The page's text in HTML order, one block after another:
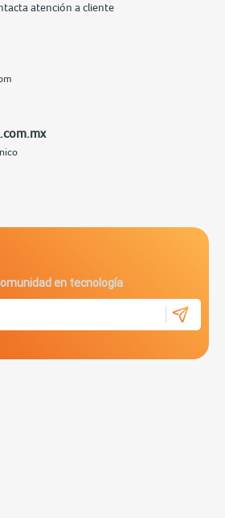
atención a cliente
en tecnología